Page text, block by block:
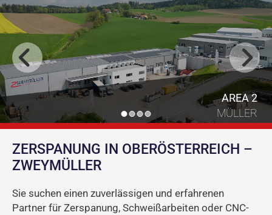
AREA 2
MÜLLER
ZERSPANUNG IN OBERÖSTERREICH –
ZWEYMÜLLER
Sie suchen einen zuverlässigen und erfahrenen
Partner für Zerspanung, Schweißarbeiten oder CNC-